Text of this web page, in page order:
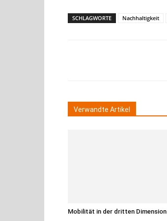
SCHLAGWORTE Nachhaltigkeit
Verwandte Artikel
Mobilität in der dritten Dimension